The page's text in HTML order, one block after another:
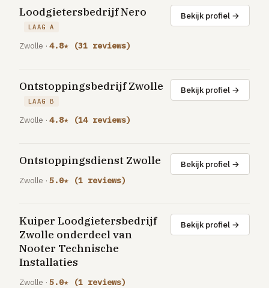
Zonnepanelen installeren
Spouwmuur isoleren
ELEKTRA
Elektra uitbreiden
Volledig overzicht — alle 23 klussen & prijsranges →
Tools
Besparingscalculator
Subsidie-checker
Over ons
Loodgietersbedrijf Nero
LAAG A
Zwolle · 4.8★ (31 reviews)
Bekijk profiel →
Ontstoppingsbedrijf Zwolle
LAAG B
Zwolle · 4.8★ (14 reviews)
Bekijk profiel →
Ontstoppingsdienst Zwolle
Zwolle · 5.0★ (1 reviews)
Bekijk profiel →
Kuiper Loodgietersbedrijf
Zwolle onderdeel van
Nooter Technische
Installaties
Zwolle · 5.0★ (1 reviews)
Bekijk profiel →